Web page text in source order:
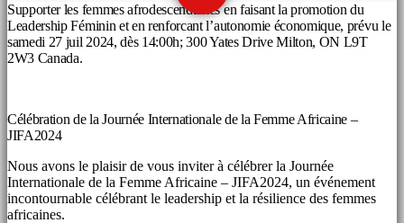
Supporter les femmes afrodescendantes en faisant la promotion du
Leadership Féminin et en renforcant l’autonomie économique, prévu le
samedi 27 juil 2024, dès 14:00h; 300 Yates Drive Milton, ON L9T
2W3 Canada.
Célébration de la Journée Internationale de la Femme Africaine –
JIFA2024
Nous avons le plaisir de vous inviter à célébrer la Journée
Internationale de la Femme Africaine – JIFA2024, un événement
incontournable célébrant le leadership et la résilience des femmes
africaines.